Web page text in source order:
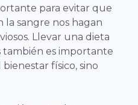
para evitar que
la sangre nos hagan
Llevar una dieta
también es importante
físico, sino